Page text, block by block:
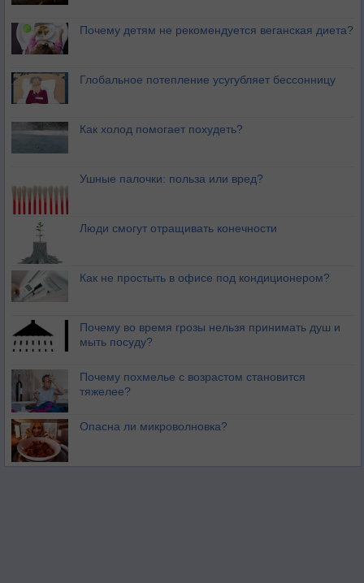
Почему детям не рекомендуется веганская диета?
Глобальное потепление усугубляет бессонницу
Как холод помогает похудеть?
Ушные палочки: польза или вред?
Люди смогут отращивать конечности
Как не простыть в офисе под кондиционером?
Почему во время грозы нельзя принимать душ и
мыть посуду?
Почему похмелье с возрастом становится
тяжелее?
Опасна ли микроволновка?